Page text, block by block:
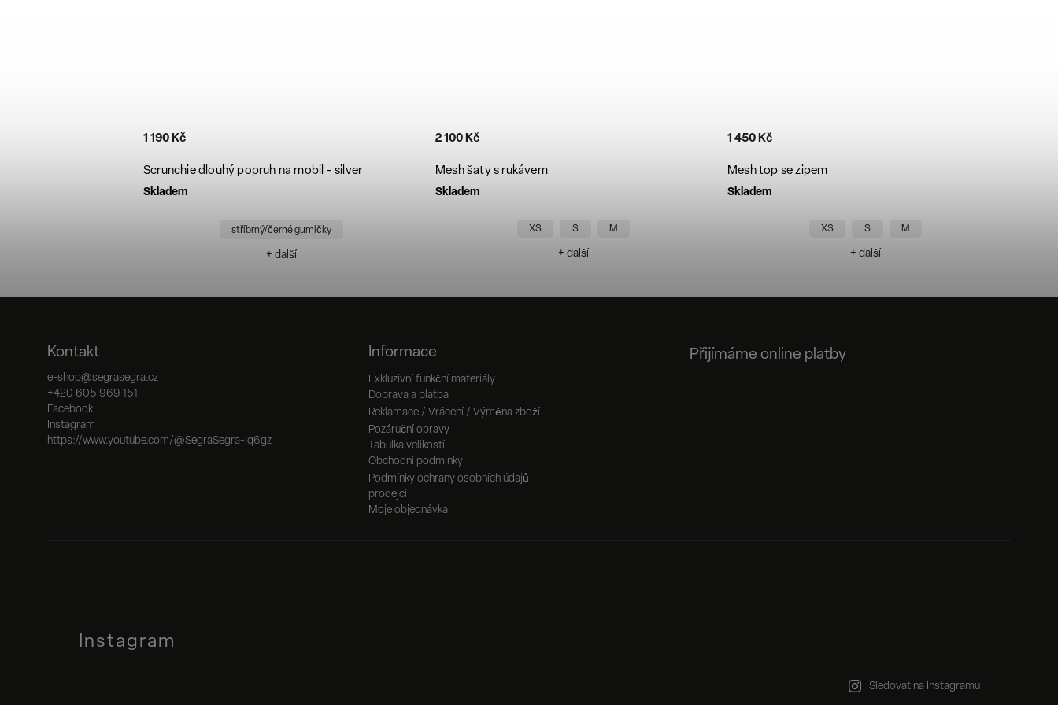
Scrunchie dlouhý popruh na mobil - silver
Skladem
1 190 Kč
stříbrný/černé gumičky
+ další
Mesh šaty s rukávem
Skladem
2 100 Kč
XS S M
+ další
Mesh top se zipem
Skladem
1 450 Kč
XS S M
+ další
Kontakt
e-shop@segrasegra.cz
+420 605 969 151
Facebook
Instagram
https://www.youtube.com/@SegraSegra-lq6gz
Informace
Exkluzivní funkční materiály
Doprava a platba
Reklamace / Vrácení / Výměna zboží
Pozáruční opravy
Tabulka velikostí
Obchodní podmínky
Podmínky ochrany osobních údajů
prodejci
Moje objednávka
Přijímáme online platby
Instagram
Sledovat na Instagramu